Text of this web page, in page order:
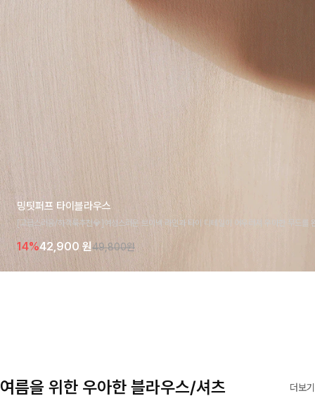
밍팃퍼프 타이블라우스
[고급스러움/하객룩추천💎]여성스러운 브이넥 라인과 타이 디테일이 어우러져 우아한 무드를
라우스 🤍 여유로운 7부 소매로 편안하게 착용되며 데일리룩부터 출근룩, 하객룩까지 세련된
기 좋은 아이템이에요
14%42,900 원49,800원
여름을 위한 우아한 블라우스/셔츠 더보기